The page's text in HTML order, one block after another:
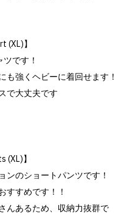
(XL)】
です！
も強くヘビーに着回せます！
で大丈夫です
(XL)】
ンのショートパンツです！
すすめです！！
んあるため、収納力抜群で